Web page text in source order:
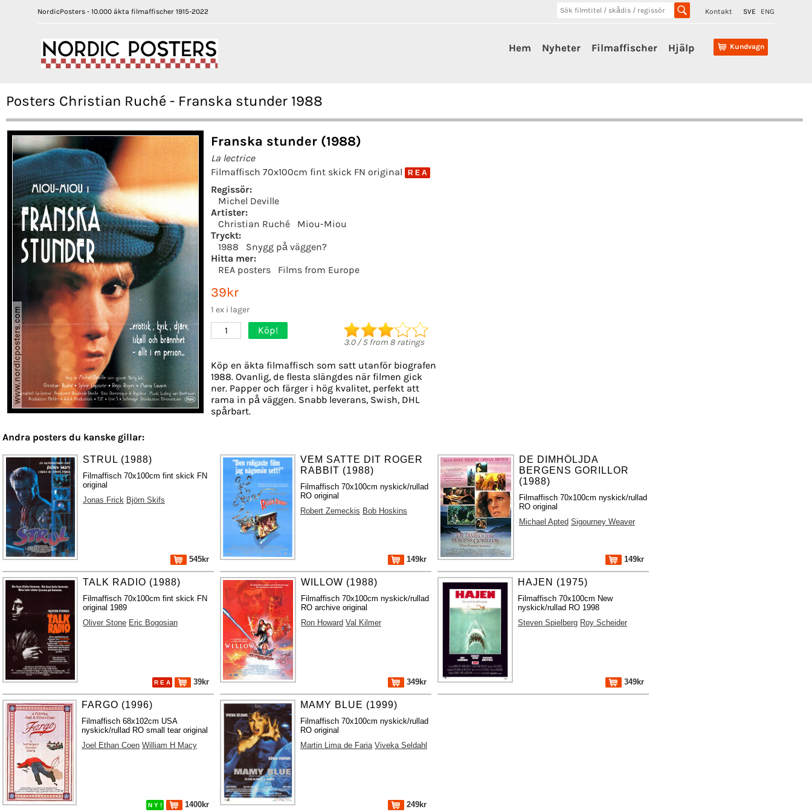
NordicPosters - 10.000 äkta filmaffischer 1915-2022 Kontakt SVE ENG
Kundvagn
Hem Nyheter Filmaffischer Hjälp
Posters Christian Ruché - Franska stunder 1988
Franska stunder (1988)
La lectrice
Filmaffisch 70x100cm fint skick FN original
R E A
Regissör:
Michel Deville
Artister:
Christian Ruché
Miou-Miou
Tryckt:
1988
Snygg på väggen?
Hitta mer:
REA posters
Films from Europe
39kr
1 ex i lager
1 Köp!
3.0/5from 8 ratings
Köp en äkta filmaffisch som satt utanför biografen
1988. Ovanlig, de flesta slängdes när filmen gick
ner. Papper och färger i hög kvalitet, perfekt att
rama in på väggen. Snabb leverans, Swish, DHL
spårbart.
Andra posters du kanske gillar:
STRUL (1988)
Filmaffisch 70x100cm fint skick FN
original
Jonas Frick Björn Skifs
545kr
VEM SATTE DIT ROGER
RABBIT (1988)
Filmaffisch 70x100cm nyskick/rullad
RO original
Robert Zemeckis Bob Hoskins
149kr
DE DIMHÖLJDA
BERGENS GORILLOR
(1988)
Filmaffisch 70x100cm nyskick/rullad
RO original
Michael Apted Sigourney Weaver
149kr
TALK RADIO (1988)
Filmaffisch 70x100cm fint skick FN
original 1989
Oliver Stone Eric Bogosian
R E A 39kr
WILLOW (1988)
Filmaffisch 70x100cm nyskick/rullad
RO archive original
Ron Howard Val Kilmer
349kr
HAJEN (1975)
Filmaffisch 70x100cm New
nyskick/rullad RO 1998
Steven Spielberg Roy Scheider
349kr
FARGO (1996)
Filmaffisch 68x102cm USA
nyskick/rullad RO small tear original
Joel Ethan Coen William H Macy
N Y ! 1400kr
MAMY BLUE (1999)
Filmaffisch 70x100cm nyskick/rullad
RO original
Martin Lima de Faria Viveka Seldahl
249kr